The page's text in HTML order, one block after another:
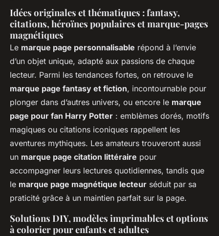
Idées originales et thématiques : fantasy,
citations, héroïnes populaires et marque-pages
magnétiques
Le marque page personnalisable répond à l’envie
d’un objet unique, adapté aux passions de chaque
lecteur. Parmi les tendances fortes, on retrouve le
marque page fantasy et fiction, incontournable pour
plonger dans d’autres univers, ou encore le marque
page pour fan Harry Potter : emblèmes dorés, motifs
magiques ou citations iconiques rappellent les
aventures mythiques. Les amateurs trouveront aussi
un marque page citation littéraire pour
accompagner leurs lectures quotidiennes, tandis que
le marque page magnétique lecteur séduit par sa
praticité grâce à un maintien parfait sur la page.
Solutions DIY, modèles imprimables et options
à colorier pour enfants et adultes